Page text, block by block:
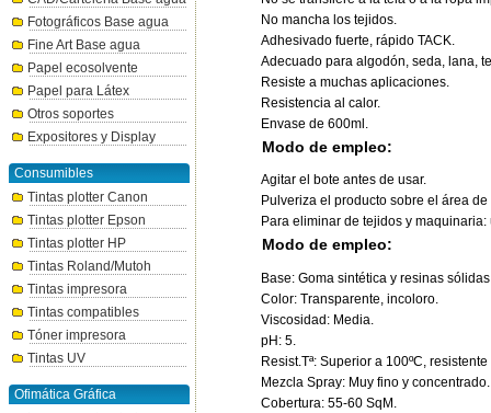
Fotográficos Base agua
Fine Art Base agua
Papel ecosolvente
Papel para Látex
Otros soportes
Expositores y Display
Consumibles
Tintas plotter Canon
Tintas plotter Epson
Tintas plotter HP
Tintas Roland/Mutoh
Tintas impresora
Tintas compatibles
Tóner impresora
Tintas UV
Ofimática Gráfica
No mancha los tejidos.
Adhesivado fuerte, rápido TACK.
Adecuado para algodón, seda, lana,
Resiste a muchas aplicaciones.
Resistencia al calor.
Envase de 600ml.
Modo de empleo:
Agitar el bote antes de usar.
Pulveriza el producto sobre el área
Para eliminar de tejidos y
Modo de empleo:
Base: Goma sintética y resinas
Color: Transparente, incoloro.
Viscosidad: Media.
pH: 5.
Resist.Tª: Superior a 100ºC,
Mezcla Spray: Muy fino y concentrado.
Cobertura: 55-60 SqM.